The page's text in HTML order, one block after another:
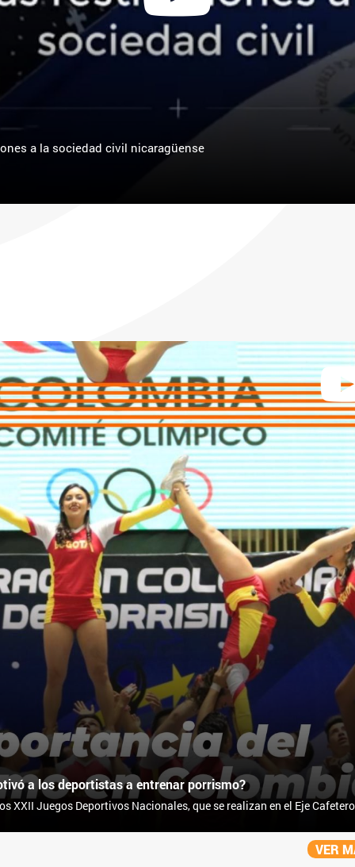
a la sociedad civil nicaragüense
a los deportistas a entrenar porrismo?
XXII Juegos Deportivos Nacionales, que se realizan en el Eje Cafetero
entrenar porrismo? Sus respuestas son interesantes, profundas y
VER